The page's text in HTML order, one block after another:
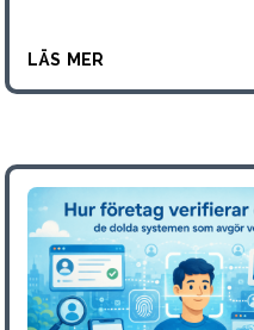
läs mer